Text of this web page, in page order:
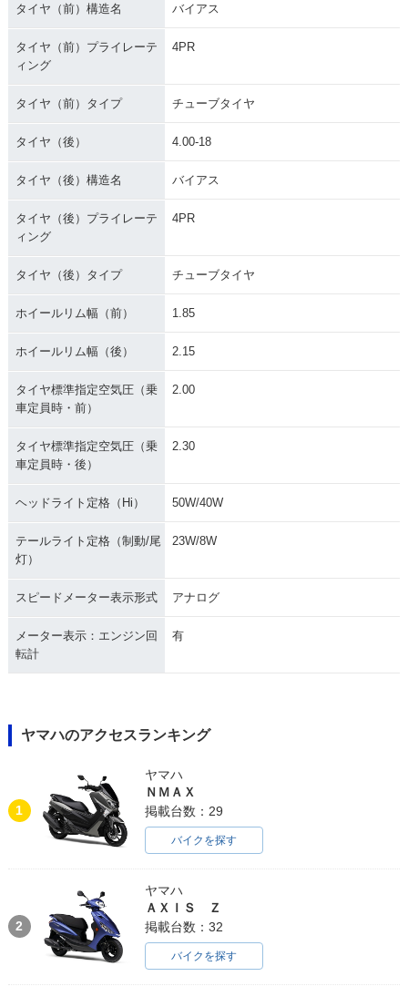
タイヤ（前）構造名 バイアス
タイヤ（前）プライレーテ
ィング
4PR
タイヤ（前）タイプ チューブタイヤ
タイヤ（後） 4.00-18
タイヤ（後）構造名 バイアス
タイヤ（後）プライレーテ
ィング
4PR
タイヤ（後）タイプ チューブタイヤ
ホイールリム幅（前） 1.85
ホイールリム幅（後） 2.15
タイヤ標準指定空気圧（乗
車定員時・前）
2.00
タイヤ標準指定空気圧（乗
車定員時・後）
2.30
ヘッドライト定格（Hi） 50W/40W
テールライト定格（制動/尾
灯）
23W/8W
スピードメーター表示形式 アナログ
メーター表示：エンジン回
転計
有
ヤマハのアクセスランキング
1
ヤマハ
ＮＭＡＸ
掲載台数：29
バイクを探す
2
ヤマハ
ＡＸＩＳ Ｚ
掲載台数：32
バイクを探す